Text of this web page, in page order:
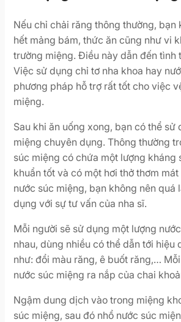
Nếu chỉ chải răng thông thường, bạn
hết mảng bám, thức ăn cũng như vi
trường miệng. Điều này dẫn đến tình
Việc sử dụng chỉ tơ nha khoa hay
phương pháp hỗ trợ rất tốt cho việc
miệng.
Sau khi ăn uống xong, bạn có thể sử
miệng chuyên dụng. Thông thường
súc miệng có chứa một lượng kháng
khuẩn tốt và có một hơi thở thơm
nước súc miệng, bạn không nên quá
dụng với sự tư vấn của nha sĩ.
Mỗi người sẽ sử dụng một lượng
nhau, dùng nhiều có thể dẫn tới hiệu
như: đổi màu răng, ê buốt răng,…
nước súc miệng ra nắp của chai
Ngậm dung dịch vào trong miệng
súc miệng, sau đó nhổ nước súc